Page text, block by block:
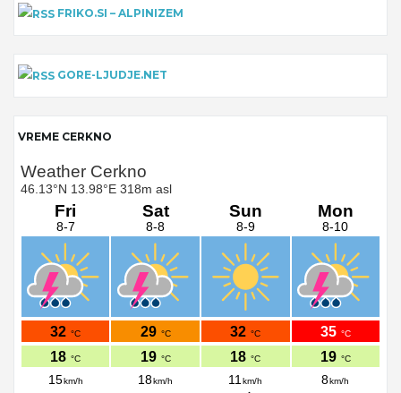
FRIKO.SI – ALPINIZEM
GORE-LJUDJE.NET
VREME CERKNO